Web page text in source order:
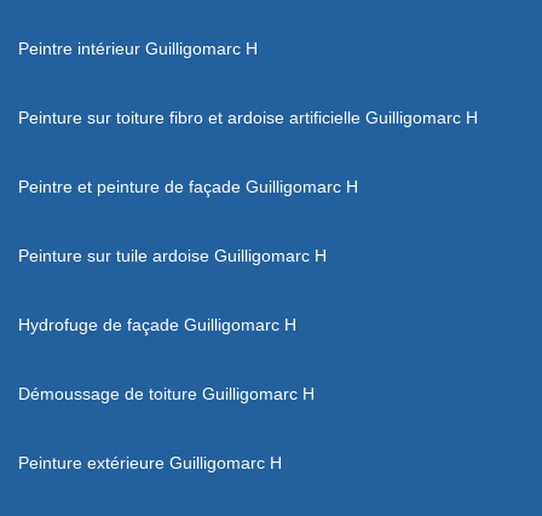
Peintre intérieur Guilligomarc H
Peinture sur toiture fibro et ardoise artificielle Guilligomarc H
Peintre et peinture de façade Guilligomarc H
Peinture sur tuile ardoise Guilligomarc H
Hydrofuge de façade Guilligomarc H
Démoussage de toiture Guilligomarc H
Peinture extérieure Guilligomarc H